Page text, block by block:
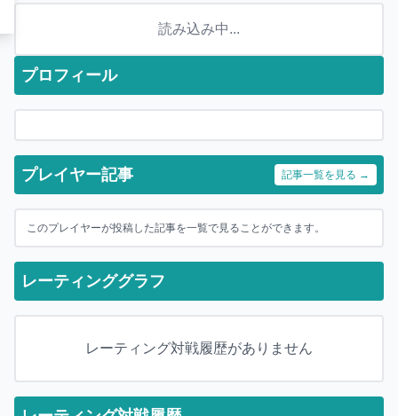
読み込み中...
プロフィール
プレイヤー記事 記事一覧を見る →
このプレイヤーが投稿した記事を一覧で見ることができます。
レーティンググラフ
レーティング対戦履歴がありません